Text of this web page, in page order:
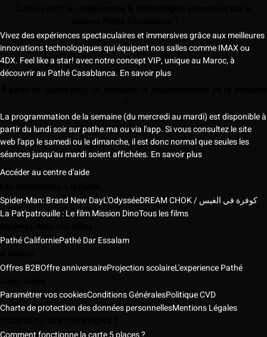
Vivez des expériences spectaculaires et immersives grâce aux meilleures
innovations technologiques qui équipent nos salles comme IMAX ou
4DX. Feel like a star! avec notre concept VIP, unique au Maroc, à
découvrir au Pathé Casablanca. En savoir plus
La programmation de la semaine (du mercredi au mardi) est disponible à
partir du lundi soir sur pathe.ma ou via l'app. Si vous consultez le site
web l'app le samedi ou le dimanche, il est donc normal que seules les
séances jusqu'au mardi soient affichées. En savoir plus
Accéder au centre d'aide
Spider-Man: Brand New DayL'Odyssée
DREAM CHOK / كوفرة في الغيس
La Pat'patrouille : Le film Mission DinoTous les films
Pathé CaliforniePathé Dar Essalam
Offres B2BOffre anniversaireProjection scolaireL'experience Pathé
Paramétrer vos cookiesConditions GénéralesPolitique CVD
Charte de protection des données personnellesMentions Légales